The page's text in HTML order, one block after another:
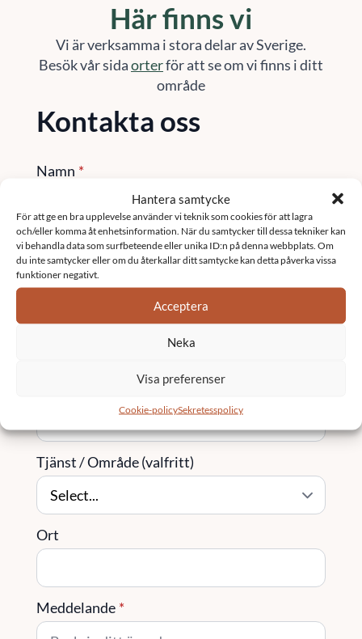
Hantera samtycke
För att ge en bra upplevelse använder vi teknik som cookies för att lagra
och/eller komma åt enhetsinformation. När du samtycker till dessa tekniker kan
vi behandla data som surfbeteende eller unika ID:n på denna webbplats. Om
du inte samtycker eller om du återkallar ditt samtycke kan detta påverka vissa
funktioner negativt.
Acceptera
Neka
Visa preferenser
Cookie-policySekretesspolicy
Här finns vi
Vi är verksamma i stora delar av Sverige.
Besök vår sidaorterför att se om vi finns i ditt
område
Kontakta oss
Namn *
Email *
Tjänst / Område (valfritt)
Ort
Meddelande *